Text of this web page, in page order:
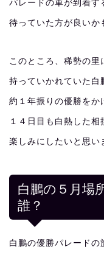
パレードの車が到着す
待っていた方が良い
このところ、稀勢の里
持っていかれていた白
約１年振りの優勝をか
１４日目も白熱した相
楽しみにしたいと思い
白鵬の５月場
誰？
白鵬の優勝パレードの